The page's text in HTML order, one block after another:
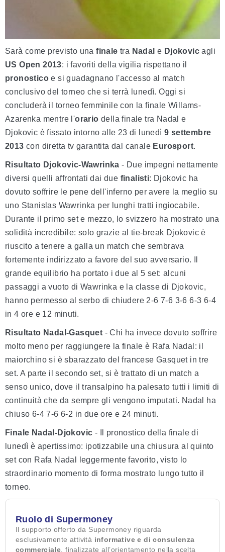
Sarà come previsto unafinale tra Nadal e Djokovic agli
US Open 2013: i favoriti della vigilia rispettano il
pronostico e si guadagnano l'accesso al match
conclusivo del torneo che si terrà lunedì. Oggi si
concluderà il torneo femminile con la finale Willams-
Azarenka mentre l'orario della finale tra Nadal e
Djokovic è fissato intorno alle 23 di lunedì 9 settembre
2013 con diretta tv garantita dal canale Eurosport.
Risultato Djokovic-Wawrinka - Due impegni nettamente
diversi quelli affrontati dai due finalisti: Djokovic ha
dovuto soffrire le pene dell'inferno per avere la meglio su
uno Stanislas Wawrinka per lunghi tratti ingiocabile.
Durante il primo set e mezzo, lo svizzero ha mostrato una
solidità incredibile: solo grazie al tie-break Djokovic è
riuscito a tenere a galla un match che sembrava
fortemente indirizzato a favore del suo avversario. Il
grande equilibrio ha portato i due al 5 set: alcuni
passaggi a vuoto di Wawrinka e la classe di Djokovic,
hanno permesso al serbo di chiudere 2-6 7-6 3-6 6-3 6-4
in 4 ore e 12 minuti.
Risultato Nadal-Gasquet - Chi ha invece dovuto soffrire
molto meno per raggiungere la finale è Rafa Nadal: il
maiorchino si è sbarazzato del francese Gasquet in tre
set. A parte il secondo set, si è trattato di un match a
senso unico, dove il transalpino ha palesato tutti i limiti di
continuità che da sempre gli vengono imputati. Nadal ha
chiuso 6-4 7-6 6-2 in due ore e 24 minuti.
Finale Nadal-Djokovic - Il pronostico della finale di
lunedì è apertissimo: ipotizzabile una chiusura al quinto
set con Rafa Nadal leggermente favorito, visto lo
straordinario momento di forma mostrato lungo tutto il
torneo.
Ruolo di Supermoney
Il supporto offerto da Supermoney riguarda
esclusivamente attività informative e di consulenza
commerciale , finalizzate all’orientamento nella scelta